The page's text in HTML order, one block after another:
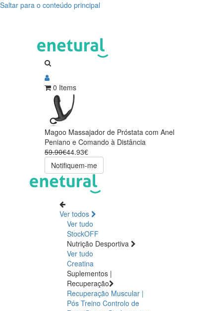
Saltar para o conteúdo principal
0 Items
Magoo Massajador de Próstata com Anel
Peniano e Comando à Distância
59.90€44.93€
Notifiquem-me
Ver todos
Ver tudo
StockOFF
Nutrição Desportiva
Ver tudo
Creatina
Suplementos |
Recuperação
Recuperação Muscular |
Pós Treino Controlo de